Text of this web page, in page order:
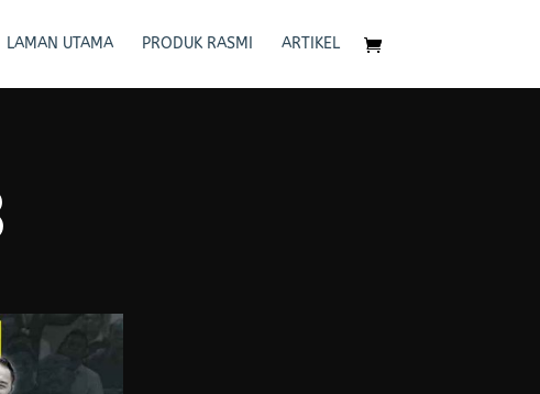
LAMAN UTAMA PRODUK RASMI ARTIKEL